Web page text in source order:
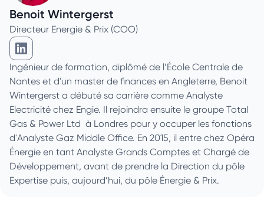
Benoit Wintergerst
Directeur Energie & Prix (COO)
Benoit Wintergerst sur Linkedin
Ingénieur de formation, diplômé de l’École Centrale de
Nantes et d'un master de finances en Angleterre, Benoit
Wintergerst a débuté sa carrière comme Analyste
Electricité chez Engie. Il rejoindra ensuite le groupe Total
Gas & Power Ltd à Londres pour y occuper les fonctions
d'Analyste Gaz Middle Office. En 2015, il entre chez Opéra
Énergie en tant Analyste Grands Comptes et Chargé de
Développement, avant de prendre la Direction du pôle
Expertise puis, aujourd’hui, du pôle Énergie & Prix.